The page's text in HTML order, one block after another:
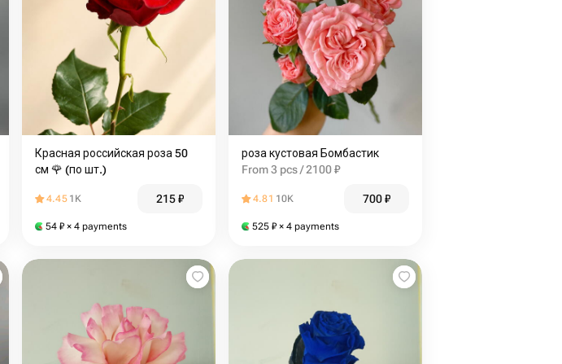
Красная российская роза 50
см 🌹 (по шт.)
4.45 1K 215₽
54 ₽ × 4 payments
роза кустовая Бомбастик
From 3 pcs / 2100 ₽
4.81 10K 700₽
525 ₽ × 4 payments